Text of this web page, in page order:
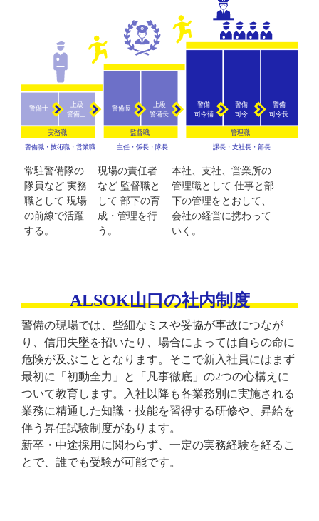
常駐警備隊の
隊員など 実務
職として 現場
の前線で活躍
する。
現場の責任者
など 監督職と
して 部下の育
成・管理を行
う。
本社、支社、営業所の
管理職として 仕事と部
下の管理をとおして、
会社の経営に携わって
いく。
ALSOK山口の社内制度
警備の現場では、些細なミスや妥協が事故につなが
り、信用失墜を招いたり、場合によっては自らの命に
危険が及ぶこととなります。そこで新入社員にはまず
最初に「初動全力」と「凡事徹底」の2つの心構えに
ついて教育します。入社以降も各業務別に実施される
業務に精通した知識・技能を習得する研修や、昇給を
伴う昇任試験制度があります。
新卒・中途採用に関わらず、一定の実務経験を経るこ
とで、誰でも受験が可能です。